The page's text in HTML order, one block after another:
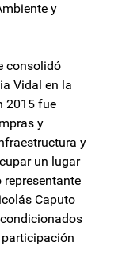
y
consolidó
Vidal en la
2015 fue
y
y
un lugar
representante
Caputo
participación